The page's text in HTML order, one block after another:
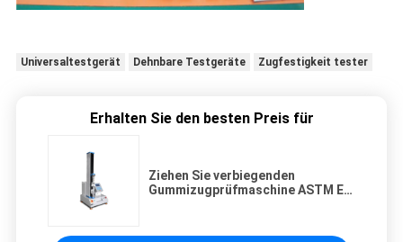
Universaltestgerät Dehnbare Testgeräte Zugfestigkeit tester
Erhalten Sie den besten Preis für
Ziehen Sie verbiegenden
Gummizugprüfmaschine ASTM E4